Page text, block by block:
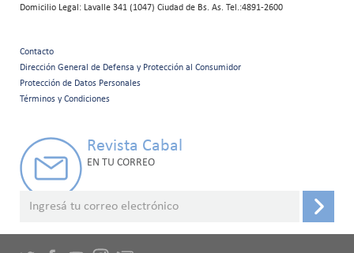
Domicilio Legal: Lavalle 341 (1047) Ciudad de Bs. As. Tel.:4891-2600
Menú
secundario
Contacto
Dirección General de Defensa y Protección al Consumidor
Protección de Datos Personales
Términos y Condiciones
Revista Cabal
EN TU CORREO